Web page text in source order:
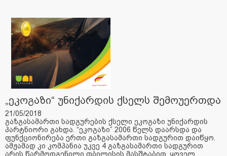
„ეკოგაზი“ უნიქარდის ქსელს შემოუერთდა
21/05/2018
გაზგასამართი სადგურების ქსელი ეკოგაზი უნიქარდის
პარტნიორი გახდა. “ეკოგაზი” 2006 წელს დაარსდა და
ფუნქციონირება ერთი გაზგასამართი სადგურით დაიწყო.
ამჟამად კი კომპანია უკვე 4 გაზგასამართი სადგურით
არის წარმოდგენილი თბილისის მასშტაბით. ყოველ